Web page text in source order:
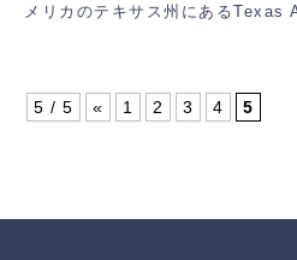
メリカのテキサス州にある
5 / 5 « 1 2 3 4 5